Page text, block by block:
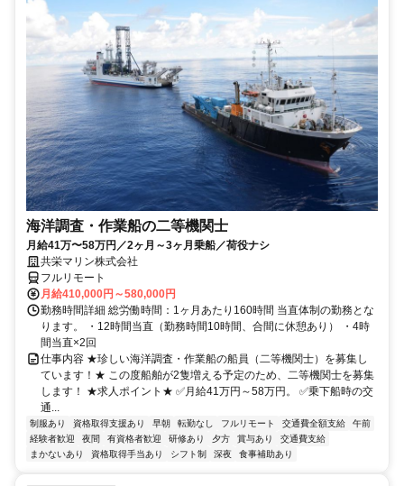
海洋調査・作業船の二等機関士
月給41万〜58万円／2ヶ月～3ヶ月乗船／荷役ナシ
共栄マリン株式会社
フルリモート
月給410,000円～580,000円
勤務時間詳細 総労働時間：1ヶ月あたり160時間 当直体制の勤務とな
ります。 ・12時間当直（勤務時間10時間、合間に休憩あり） ・4時
間当直×2回
仕事内容 ★珍しい海洋調査・作業船の船員（二等機関士）を募集し
ています！★ この度船舶が2隻増える予定のため、二等機関士を募集
します！ ★求人ポイント★ ✅月給41万円～58万円。 ✅乗下船時の交
通...
制服あり 資格取得支援あり 早朝 転勤なし フルリモート 交通費全額支給
午前
経験者歓迎
夜間 有資格者歓迎 研修あり 夕方 賞与あり
交通費支給
まかないあり
資格取得手当あり シフト制 深夜 食事補助あり